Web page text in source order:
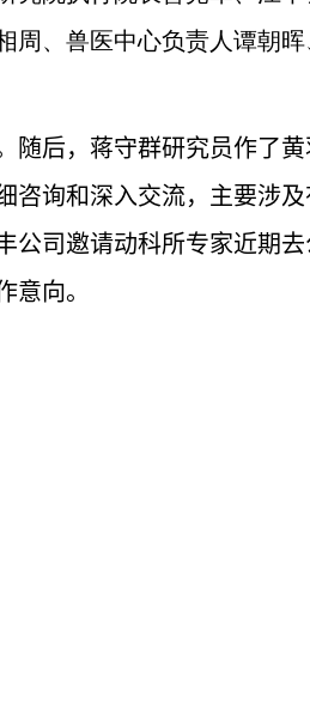
周、兽医中心负责人谭朝
后，蒋守群研究员作了黄
咨询和深入交流，主要涉
公司邀请动科所专家近期
向。